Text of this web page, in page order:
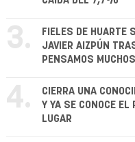
3.
FIELES DE HUARTE
JAVIER AIZPÚN
PENSAMOS
4.
CIERRA UNA
Y YA SE CONOCE EL
LUGAR